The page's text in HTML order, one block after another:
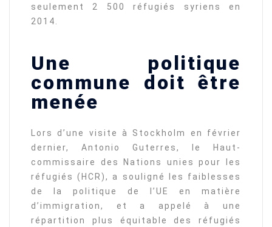
seulement 2 500 réfugiés syriens en
2014.
Une politique
commune doit être
menée
Lors d’une visite à Stockholm en février
dernier, Antonio Guterres, le Haut-
commissaire des Nations unies pour les
réfugiés (HCR), a souligné les faiblesses
de la politique de l’UE en matière
d’immigration, et a appelé à une
répartition plus équitable des réfugiés